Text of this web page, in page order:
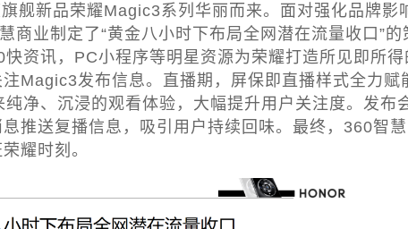
新品荣耀Magic3系列华丽而来。面对强化品牌影
商业制定了“黄金八小时下布局全网潜在流量收口”的
资讯，PC小程序等明星资源为荣耀打造所见即所得
Magic3发布信息。直播期，屏保即直播样式全力赋
净、沉浸的观看体验，大幅提升用户关注度。发布
推送复播信息，吸引用户持续回味。最终，360智
耀时刻。